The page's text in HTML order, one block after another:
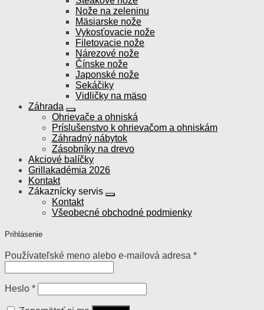
Nože na zeleninu
Mäsiarske nože
Vykosťovacie nože
Filetovacie nože
Nárezové nože
Čínske nože
Japonské nože
Sekáčiky
Vidličky na mäso
Záhrada
Ohrievače a ohniská
Príslušenstvo k ohrievačom a ohniskám
Záhradný nábytok
Zásobníky na drevo
Akciové balíčky
Grillakadémia 2026
Kontakt
Zákaznícky servis
Kontakt
Všeobecné obchodné podmienky
Prihlásenie
Používateľské meno alebo e-mailová adresa *
Heslo *